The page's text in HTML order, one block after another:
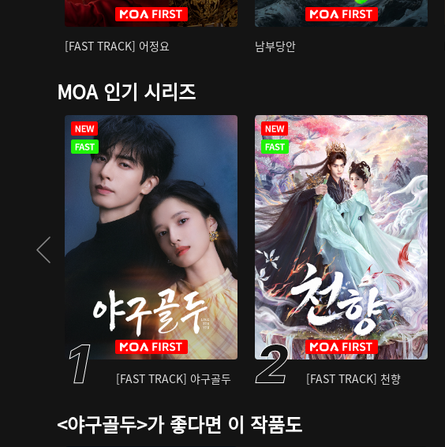
[FAST TRACK] 어정요 남부당안
MOA 인기 시리즈
[FAST TRACK] 야구골두 [FAST TRACK] 천향
<야구골두>가 좋다면 이 작품도